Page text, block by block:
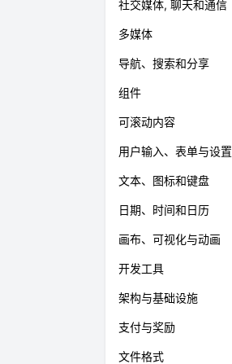
社交媒体, 聊天和通信
多媒体
导航、搜索和分享
组件
可滚动内容
用户输入、表单与设置
文本、图标和键盘
日期、时间和日历
画布、可视化与动画
开发工具
架构与基础设施
支付与奖励
文件格式